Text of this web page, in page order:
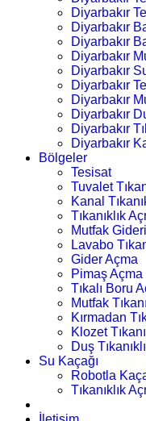
Diyarbakır
Diyarbakır
Diyarbakır
Diyarbakır
Diyarbakır
Diyarbakır
Diyarbakır
Diyarbakır
Diyarbakır
Diyarbakır
Bölgeler
Tesisat
Tuvalet
Kanal
Tıkanıklık
Mutfak
Lavabo
Gider Açma
Pimaş Açma
Tıkalı Boru
Mutfak
Kırmadan
Klozet
Duş
Su Kaçağı
Robotla
Tıkanıklık